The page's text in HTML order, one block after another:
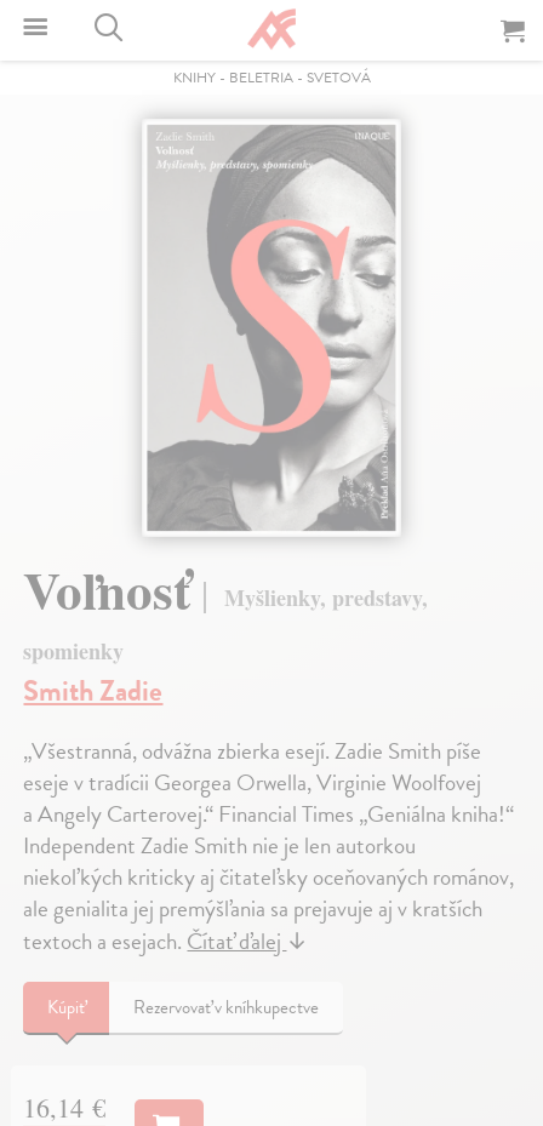
KNIHY- BELETRIA- SVETOVÁ
Voľnosť
Myšlienky, predstavy,
spomienky
Smith Zadie
„Všestranná, odvážna zbierka esejí. Zadie Smith píše
eseje v tradícii Georgea Orwella, Virginie Woolfovej
a Angely Carterovej.“ Financial Times „Geniálna kniha!“
Independent Zadie Smith nie je len autorkou
niekoľkých kriticky aj čitateľsky oceňovaných románov,
ale genialita jej premýšľania sa prejavuje aj v kratších
textoch a esejach. Čítať ďalej ↓
Kúpiť Rezervovať v kníhkupectve
16,14 €